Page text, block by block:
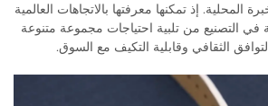
المحلية. إذ تمكنها معرفتها بالاتجاهات العالمية
في التصنيع من تلبية احتياجات مجموعة متنوعة
الثقافي وقابلية التكيف مع السوق.